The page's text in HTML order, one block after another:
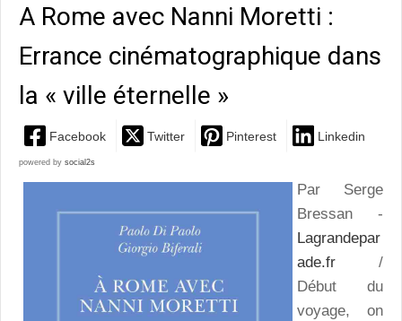
A Rome avec Nanni Moretti :
Errance cinématographique dans
la « ville éternelle »
Facebook Twitter Pinterest Linkedin
powered by social2s
Par Serge
Bressan -
Lagrandepar
ade.fr /
Début du
voyage, on